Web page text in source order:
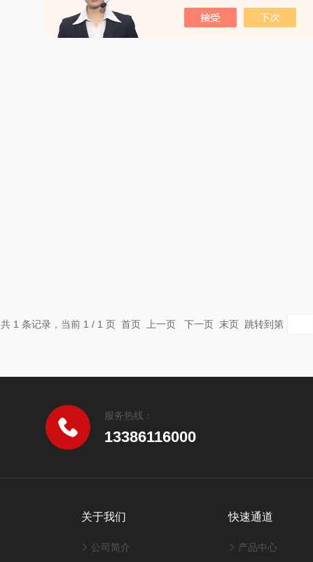
共 1 条记录，当前 1 / 1 页 首页 上一页 下一页 末页 跳转到第
服务热线：
13386116000
关于我们
公司简介
快速通道
产品中心